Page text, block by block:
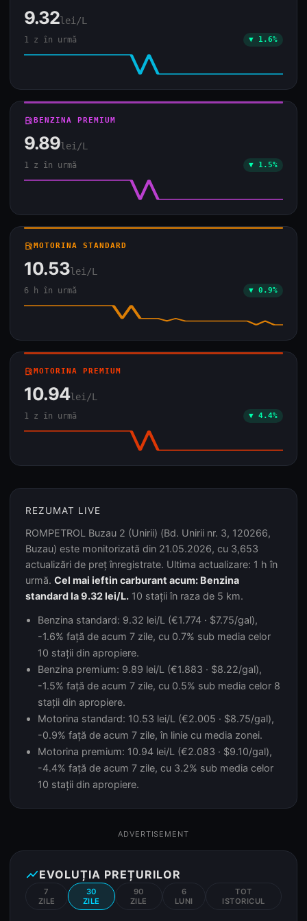
9.32lei/L
1 z în urmă ▼ 1.6%
local_gas_stationBENZINA PREMIUM
9.89lei/L
1 z în urmă ▼ 1.5%
local_gas_stationMOTORINA STANDARD
10.53lei/L
6 h în urmă ▼ 0.9%
local_gas_stationMOTORINA PREMIUM
10.94lei/L
1 z în urmă ▼ 4.4%
REZUMAT LIVE
ROMPETROL Buzau 2 (Unirii) (Bd. Unirii nr. 3, 120266,
Buzau) este monitorizată din 21.05.2026, cu 3,653
actualizări de preț înregistrate. Ultima actualizare: 1 h în
urmă. Cel mai ieftin carburant acum: Benzina
standard la 9.32 lei/L. 10 stații în raza de 5 km.
Benzina standard: 9.32 lei/L (€1.774 · $7.75/gal),
-1.6% față de acum 7 zile, cu 0.7% sub media celor
10 stații din apropiere.
Benzina premium: 9.89 lei/L (€1.883 · $8.22/gal),
-1.5% față de acum 7 zile, cu 0.5% sub media celor 8
stații din apropiere.
Motorina standard: 10.53 lei/L (€2.005 · $8.75/gal),
-0.9% față de acum 7 zile, în linie cu media zonei.
Motorina premium: 10.94 lei/L (€2.083 · $9.10/gal),
-4.4% față de acum 7 zile, cu 3.2% sub media celor
10 stații din apropiere.
ADVERTISEMENT
show_chartEVOLUȚIA PREȚURILOR
7
ZILE
30
ZILE
90
ZILE
6
LUNI
TOT
ISTORICUL